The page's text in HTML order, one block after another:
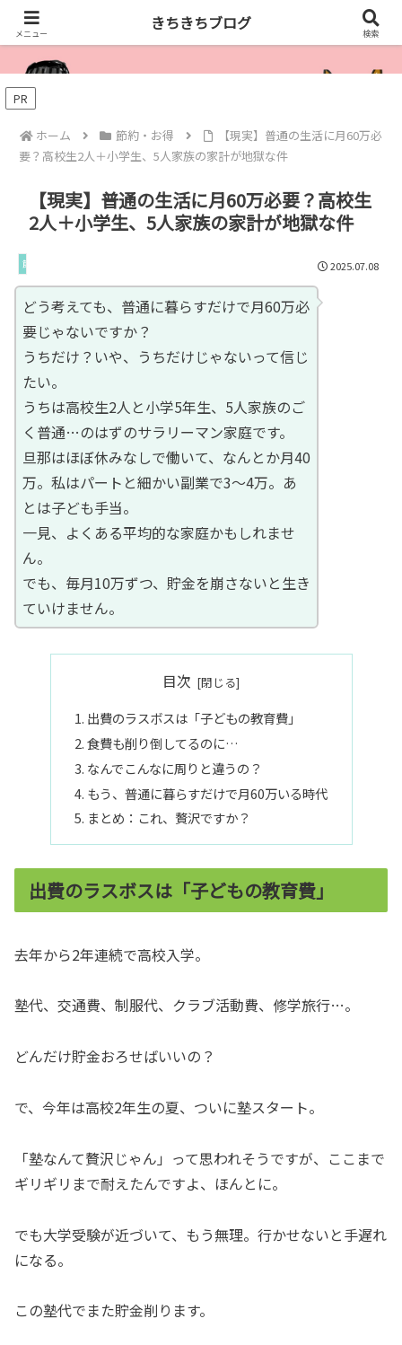
きちきちブログ
PR
ホーム 節約・お得
【現実】普通の生活に月60万必
要？高校生2人＋小学生、5人家族の家計が地獄な件
【現実】普通の生活に月60万必要？高校生
2人＋小学生、5人家族の家計が地獄な件
節約・お得 2025.07.08
どう考えても、普通に暮らすだけで月60万必
要じゃないですか？
うちだけ？いや、うちだけじゃないって信じ
たい。
うちは高校生2人と小学5年生、5人家族のご
く普通…のはずのサラリーマン家庭です。
旦那はほぼ休みなしで働いて、なんとか月40
万。私はパートと細かい副業で3〜4万。あ
とは子ども手当。
一見、よくある平均的な家庭かもしれませ
ん。
でも、毎月10万ずつ、貯金を崩さないと生き
ていけません。
目次
出費のラスボスは「子どもの教育費」
食費も削り倒してるのに…
なんでこんなに周りと違うの？
もう、普通に暮らすだけで月60万いる時代
まとめ：これ、贅沢ですか？
出費のラスボスは「子どもの教育費」
去年から2年連続で高校入学。
塾代、交通費、制服代、クラブ活動費、修学旅行…。
どんだけ貯金おろせばいいの？
で、今年は高校2年生の夏、ついに塾スタート。
「塾なんて贅沢じゃん」って思われそうですが、ここまで
ギリギリまで耐えたんですよ、ほんとに。
でも大学受験が近づいて、もう無理。行かせないと手遅れ
になる。
この塾代でまた貯金削ります。
メニュー
きちきちブログ
検索